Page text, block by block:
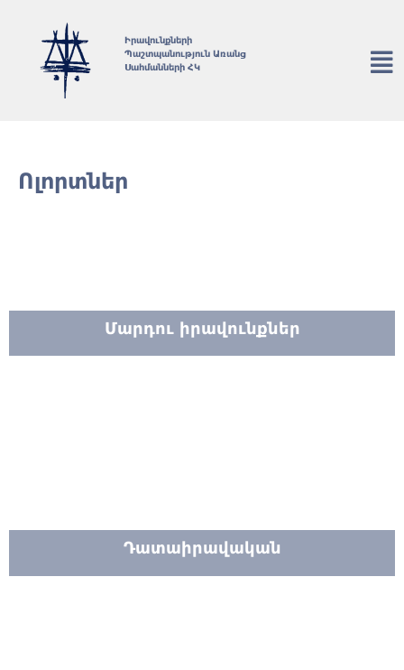
Իրավունքների
Պաշտպանություն Առանց
Սահմանների ՀԿ
Ոլորտներ​
Մարդու իրավունքներ
Դատաիրավական